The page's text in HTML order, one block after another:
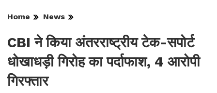
CBI ने किया अंतरराष्ट्रीय टेक-सपोर्ट
धोखाधड़ी गिरोह का पर्दाफाश, 4 आरोपी
गिरफ्तार
BySonika Singh